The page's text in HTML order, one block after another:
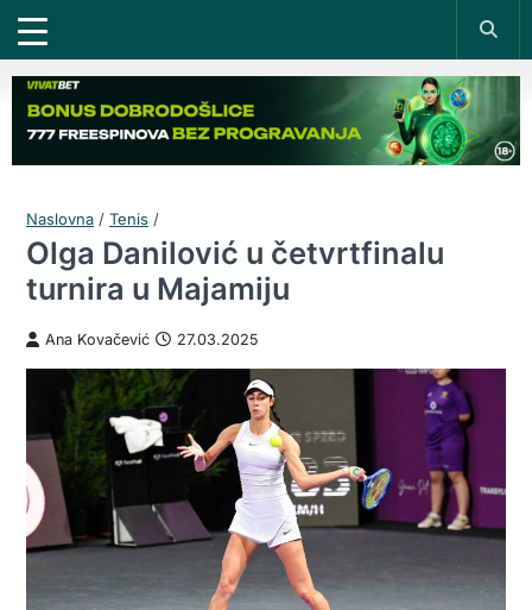
Naslovna / Tenis /
Olga Danilović u četvrtfinalu
turnira u Majamiju
Ana Kovačević 27.03.2025